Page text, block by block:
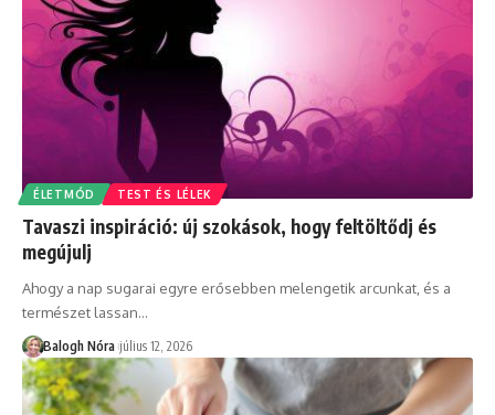
ÉLETMÓD TEST ÉS LÉLEK
Tavaszi inspiráció: új szokások, hogy feltöltődj és
megújulj
Ahogy a nap sugarai egyre erősebben melengetik arcunkat, és a
természet lassan…
Balogh Nóra július 12, 2026